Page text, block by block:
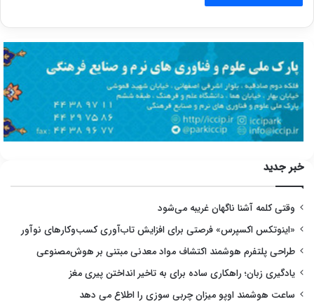
خبر جدید
وقتی کلمه آشنا ناگهان غریبه می‌شود
«اینوتکس اکسپرس» فرصتی برای افزایش تاب‌آوری کسب‌وکارهای نوآور
طراحی پلتفرم هوشمند اکتشاف مواد معدنی مبتنی بر هوش‌مصنوعی
یادگیری زبان؛ راهکاری ساده برای به تاخیر انداختن پیری مغز
ساعت هوشمند اوپو میزان چربی سوزی را اطلاع می دهد